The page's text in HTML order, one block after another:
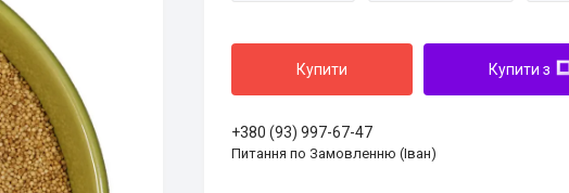
Купити Купити з
+380 (93) 997-67-47
Питання по Замовленню (Іван)